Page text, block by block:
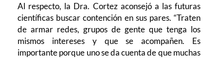
Al respecto, la Dra. Cortez aconsejó a las futuras
científicas buscar contención en sus pares. “Traten
de armar redes, grupos de gente que tenga los
mismos intereses y que se acompañen. Es
importante porque uno se da cuenta de que muchas